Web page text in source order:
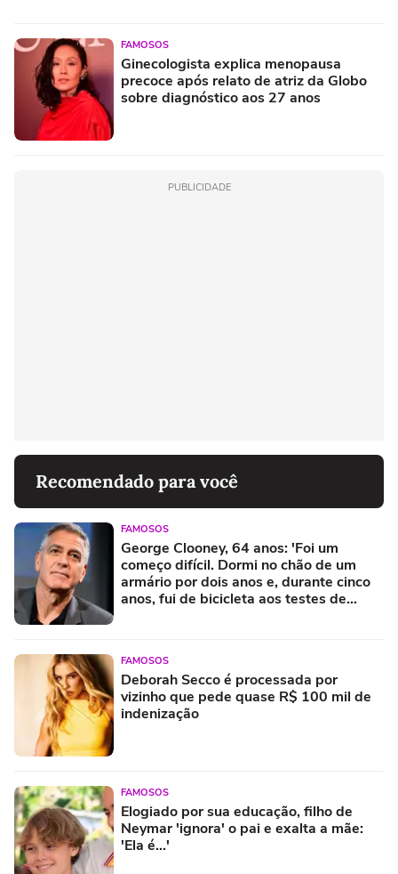
FAMOSOS
Ginecologista explica menopausa
precoce após relato de atriz da Globo
sobre diagnóstico aos 27 anos
PUBLICIDADE
Recomendado para você
FAMOSOS
George Clooney, 64 anos: 'Foi um
começo difícil. Dormi no chão de um
armário por dois anos e, durante cinco
anos, fui de bicicleta aos testes de
FAMOSOS
Deborah Secco é processada por
vizinho que pede quase R$ 100 mil de
indenização
FAMOSOS
Elogiado por sua educação, filho de
Neymar 'ignora' o pai e exalta a mãe:
'Ela é...'